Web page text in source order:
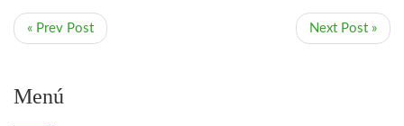
« Prev Post Next Post »
Menú